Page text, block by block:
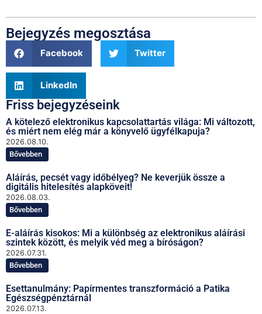
Bejegyzés megosztása
Facebook Twitter
LinkedIn
Friss bejegyzéseink
A kötelező elektronikus kapcsolattartás világa: Mi változott,
és miért nem elég már a könyvelő ügyfélkapuja?
2026.08.10.
Bővebben
Aláírás, pecsét vagy időbélyeg? Ne keverjük össze a
digitális hitelesítés alapköveit!
2026.08.03.
Bővebben
E-aláírás kisokos: Mi a különbség az elektronikus aláírási
szintek között, és melyik véd meg a bíróságon?
2026.07.31.
Bővebben
Esettanulmány: Papírmentes transzformáció a Patika
Egészségpénztárnál
2026.07.13.